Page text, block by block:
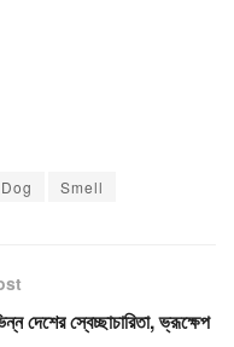
Dog Smell
দেশের স্বেচ্ছাচারিতা, ভ্রূক্ষেপ